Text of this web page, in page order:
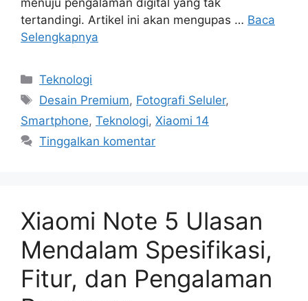
menuju pengalaman digital yang tak
tertandingi. Artikel ini akan mengupas … Baca
Selengkapnya
Kategori
Teknologi
Tag
Desain Premium, Fotografi Seluler,
Smartphone, Teknologi, Xiaomi 14
Tinggalkan komentar
Xiaomi Note 5 Ulasan
Mendalam Spesifikasi,
Fitur, dan Pengalaman